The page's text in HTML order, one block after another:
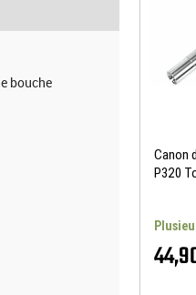
bouche
Canon
P320